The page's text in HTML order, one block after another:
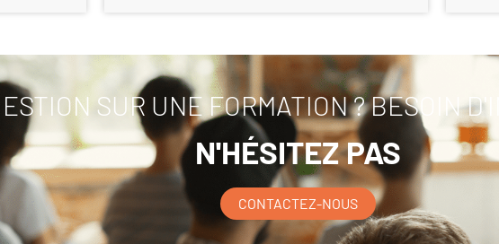
SUR UNE FORMATION ? BESOIN
N'HÉSITEZ PAS
CONTACTEZ-NOUS